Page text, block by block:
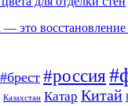
это восстановление
#брест #россия
Казахстан Катар Китай